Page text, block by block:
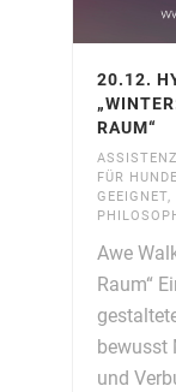
20.12.
RAUM“
FÜR
GEEIGNET,
Awe
Raum“
bewusst
und